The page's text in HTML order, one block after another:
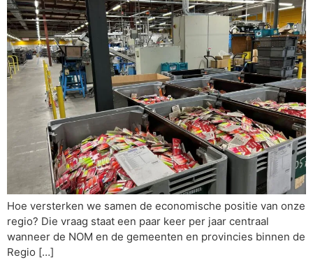
Hoe versterken we samen de economische positie van onze
regio? Die vraag staat een paar keer per jaar centraal
wanneer de NOM en de gemeenten en provincies binnen de
Regio […]